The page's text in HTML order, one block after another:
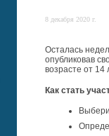
8 декабря 2020 г.
Осталась
опубликовав
возрасте от 14
Как стать